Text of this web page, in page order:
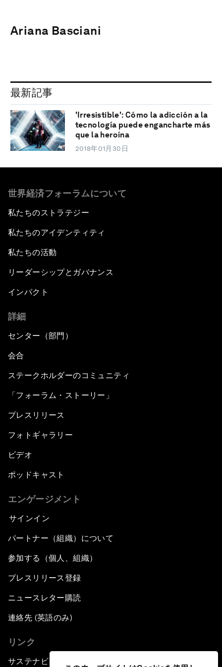
Ariana Basciani
最新記事
'Irresistible': Cómo la adicción a la
tecnología puede engancharte más
que la heroína
2018年01月30日
世界経済フォーラムについて
私たちのストラテジー
私たちのアイデンティティ
私たちの活動
リーダーシップとガバナンス
インパクト
詳細
センター（部門）
会合
ステークホルダーのコミュニティ
「フォーラム・ストーリー」
プレスリリース
フォトギャラリー
ビデオ
ポッドキャスト
エンゲージメント
サインイン
パートナー（組織）について
参加する（個人、組織）
プレスリリース登録
ニュースレター購読
連絡先 (英語のみ)
リンク
サステナビリティへの取り組み